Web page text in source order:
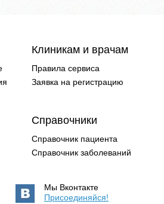
Клиникам и врачам
Правила сервиса
Заявка на регистрацию
Справочники
Справочник пациента
Справочник заболеваний
Мы Вконтакте
Присоединяйся!